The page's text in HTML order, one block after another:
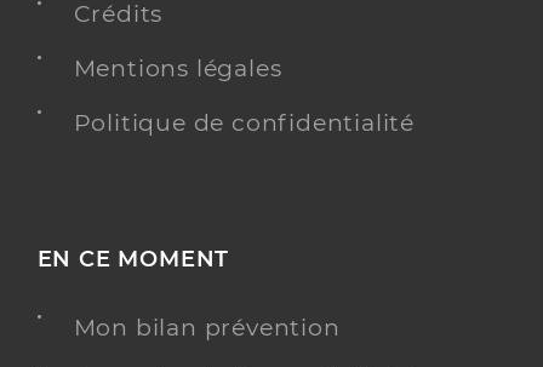
Crédits
Mentions légales
Politique de confidentialité
EN CE MOMENT
Mon bilan prévention